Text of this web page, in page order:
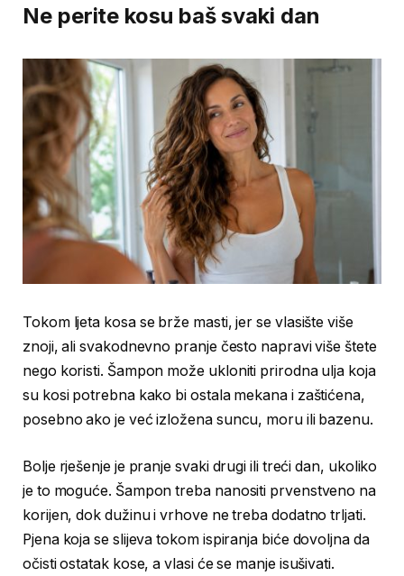
Ne perite kosu baš svaki dan
Tokom ljeta kosa se brže masti, jer se vlasište više
znoji, ali svakodnevno pranje često napravi više štete
nego koristi. Šampon može ukloniti prirodna ulja koja
su kosi potrebna kako bi ostala mekana i zaštićena,
posebno ako je već izložena suncu, moru ili bazenu.
Bolje rješenje je pranje svaki drugi ili treći dan, ukoliko
je to moguće. Šampon treba nanositi prvenstveno na
korijen, dok dužinu i vrhove ne treba dodatno trljati.
Pjena koja se slijeva tokom ispiranja biće dovoljna da
očisti ostatak kose, a vlasi će se manje isušivati.